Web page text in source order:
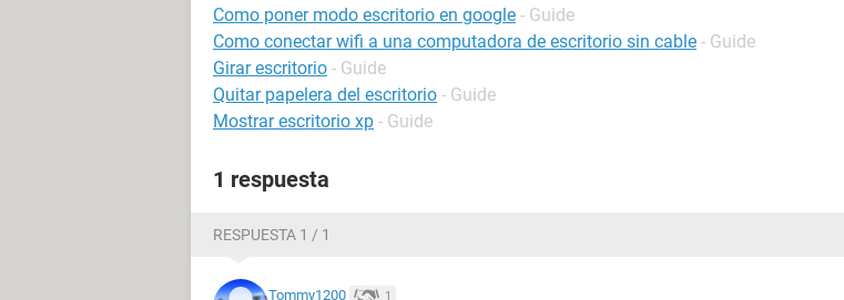
Como poner modo escritorio en google - Guide
Como conectar wifi a una computadora de escritorio sin cable - Guide
Girar escritorio - Guide
Quitar papelera del escritorio - Guide
Mostrar escritorio xp - Guide
1 respuesta
RESPUESTA 1 / 1
Tommy1200 1